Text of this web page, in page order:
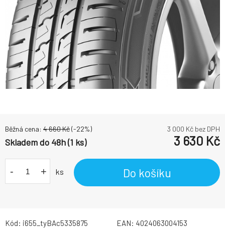
Běžná cena: 4 660Kč(-22%) 3 000 Kč bez DPH
Skladem do 48h (1 ks) 3 630 Kč
- + ks Do košíku
Kód: i655_tyBAc5335875 EAN: 4024063004153